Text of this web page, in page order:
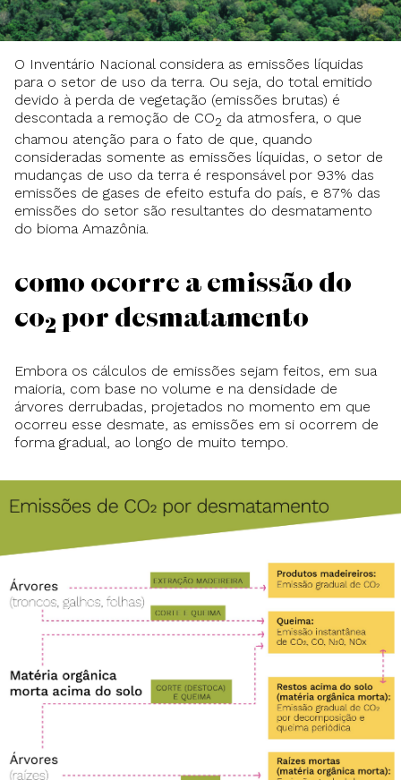
O Inventário Nacional considera as emissões líquidas
para o setor de uso da terra. Ou seja, do total emitido
devido à perda de vegetação (emissões brutas) é
descontada a remoção de CO2 da atmosfera, o que
chamou atenção para o fato de que, quando
consideradas somente as emissões líquidas, o setor de
mudanças de uso da terra é responsável por 93% das
emissões de gases de efeito estufa do país, e 87% das
emissões do setor são resultantes do desmatamento
do bioma Amazônia.
Como ocorre a emissão do
CO2 por desmatamento
Embora os cálculos de emissões sejam feitos, em sua
maioria, com base no volume e na densidade de
árvores derrubadas, projetados no momento em que
ocorreu esse desmate, as emissões em si ocorrem de
forma gradual, ao longo de muito tempo.